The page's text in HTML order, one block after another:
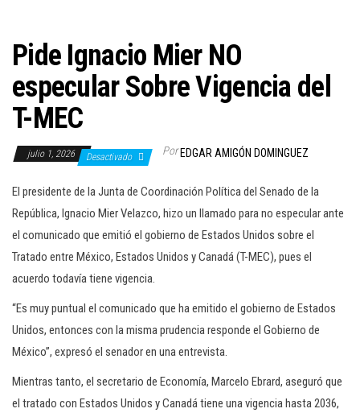
Pide Ignacio Mier NO
especular Sobre Vigencia del
T-MEC
julio 1, 2026 Desactivado Por EDGAR AMIGÓN DOMINGUEZ
El presidente de la Junta de Coordinación Política del Senado de la
República, Ignacio Mier Velazco, hizo un llamado para no especular ante
el comunicado que emitió el gobierno de Estados Unidos sobre el
Tratado entre México, Estados Unidos y Canadá (T-MEC), pues el
acuerdo todavía tiene vigencia.
“Es muy puntual el comunicado que ha emitido el gobierno de Estados
Unidos, entonces con la misma prudencia responde el Gobierno de
México”, expresó el senador en una entrevista.
Mientras tanto, el secretario de Economía, Marcelo Ebrard, aseguró que
el tratado con Estados Unidos y Canadá tiene una vigencia hasta 2036,